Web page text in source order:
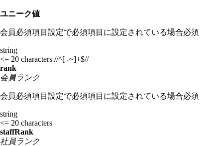
ユニーク値
会員必須項目設定で必須項目に設定されている場合必須
string
<= 20 characters //^[ -~]+$//
rank
会員ランク
会員必須項目設定で必須項目に設定されている場合必須
string
<= 20 characters
staffRank
社員ランク